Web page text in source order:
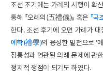
조선 초기에는 가례의 시행이 확
통해 『오례의(五禮儀)』 혹은 『
한다. 조선 후기에 오면 가례가
예학(禮學)의 융성한 발전으로 ‘
정통성과 연관된 의례 문제에 관
정치적 쟁점이 되기도 하였다.